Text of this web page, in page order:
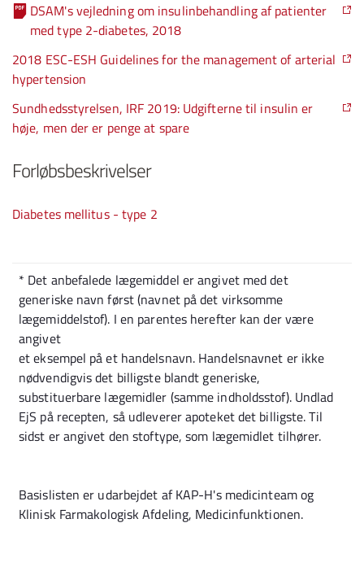
DSAM's vejledning om insulinbehandling af patienter
med type 2-diabetes, 2018
2018 ESC-ESH Guidelines for the management of arterial
hypertension
Sundhedsstyrelsen, IRF 2019: Udgifterne til insulin er
høje, men der er penge at spare
Forløbsbeskrivelser
Diabetes mellitus - type 2
* Det anbefalede lægemiddel er angivet med det
generiske navn først (navnet på det virksomme
lægemiddelstof). I en parentes herefter kan der være
angivet
et eksempel på et handelsnavn. Handelsnavnet er ikke
nødvendigvis det billigste blandt generiske,
substituerbare lægemidler (samme indholdsstof). Undlad
EjS på recepten, så udleverer apoteket det billigste. Til
sidst er angivet den stoftype, som lægemidlet tilhører.
Basislisten er udarbejdet af KAP-H's medicinteam og
Klinisk Farmakologisk Afdeling, Medicinfunktionen.